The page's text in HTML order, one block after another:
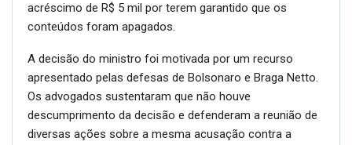
acréscimo de R$ 5 mil por terem garantido que os
conteúdos foram apagados.
A decisão do ministro foi motivada por um recurso
apresentado pelas defesas de Bolsonaro e Braga Netto.
Os advogados sustentaram que não houve
descumprimento da decisão e defenderam a reunião de
diversas ações sobre a mesma acusação contra a